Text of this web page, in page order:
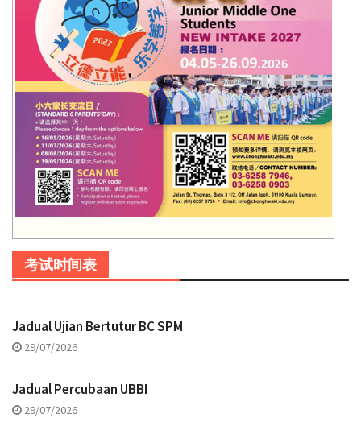
考试时间表
Jadual Ujian Bertutur BC SPM
29/07/2026
Jadual Percubaan UBBI
29/07/2026